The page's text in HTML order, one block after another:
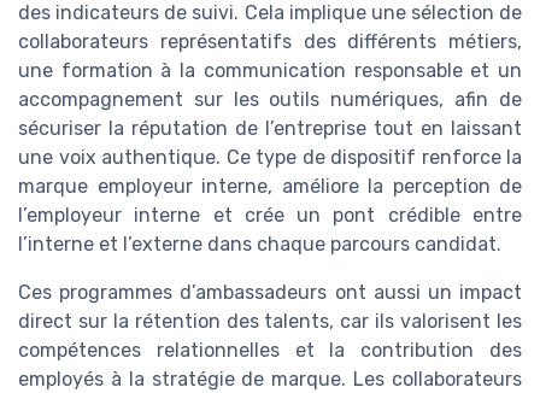
des indicateurs de suivi. Cela implique une sélection de
collaborateurs représentatifs des différents métiers,
une formation à la communication responsable et un
accompagnement sur les outils numériques, afin de
sécuriser la réputation de l’entreprise tout en laissant
une voix authentique. Ce type de dispositif renforce la
marque employeur interne, améliore la perception de
l’employeur interne et crée un pont crédible entre
l’interne et l’externe dans chaque parcours candidat.
Ces programmes d’ambassadeurs ont aussi un impact
direct sur la rétention des talents, car ils valorisent les
compétences relationnelles et la contribution des
employés à la stratégie de marque. Les collaborateurs